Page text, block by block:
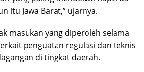
itu Jawa Barat,” ujarnya.
masukan yang diperoleh selama
penguatan regulasi dan teknis
di tingkat daerah.